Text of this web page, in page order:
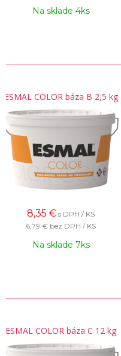
Na sklade 4ks
ESMAL COLOR báza B 2,5 kg
8,35 € s DPH / KS
6,79 € bez DPH / KS
Na sklade 7ks
ESMAL COLOR báza C 12 kg